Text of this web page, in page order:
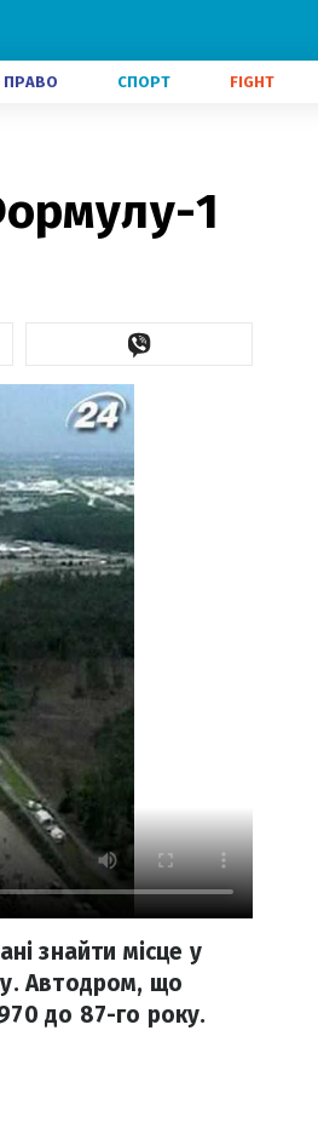
ПРАВО СПОРТ FIGHT
1
знайти місце у
Автодром, що
до 87-го року.